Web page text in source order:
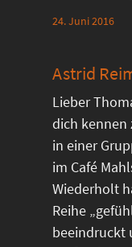
24. Juni 2016
Astrid
Lieber
dich kennen
in einer
im Café
Wiederholt
Reihe
beeindruckt